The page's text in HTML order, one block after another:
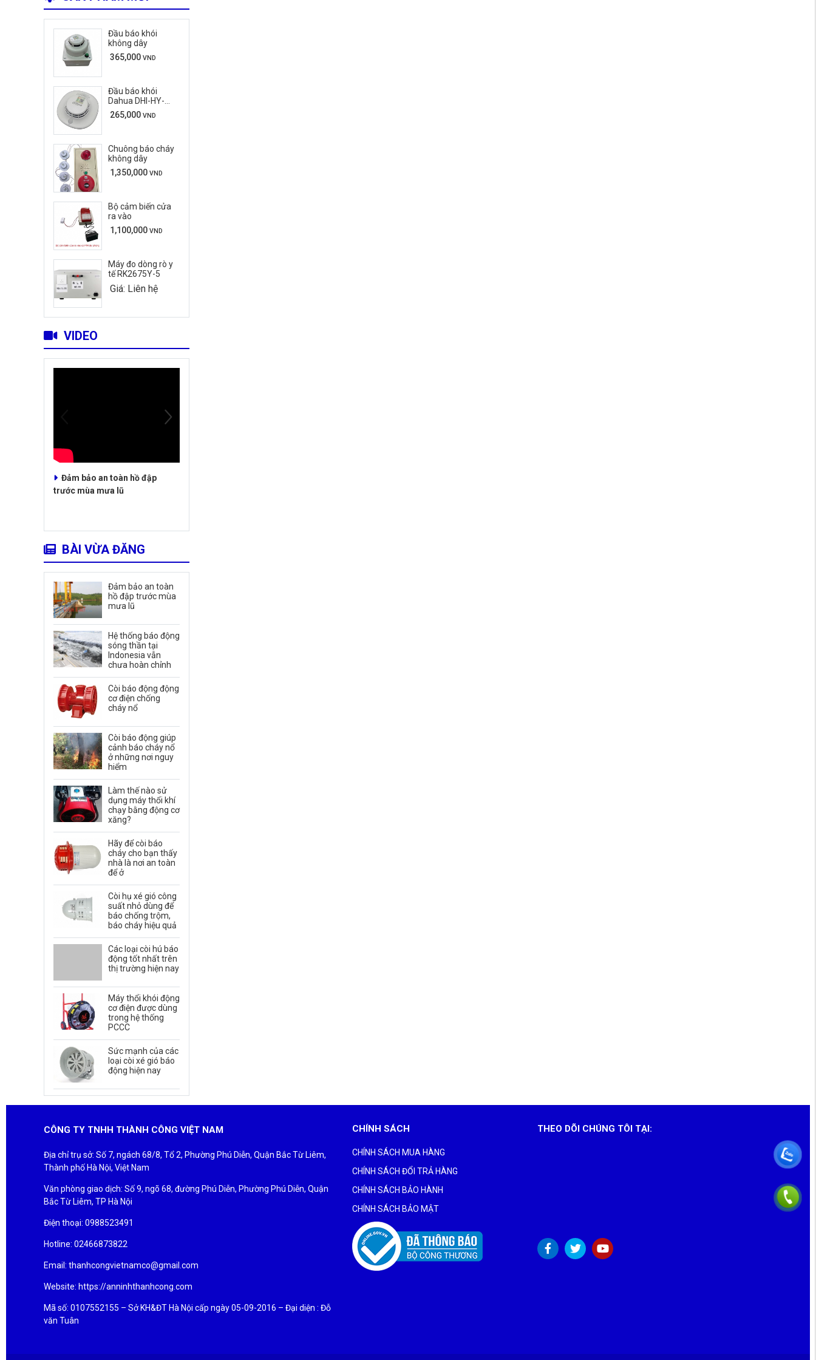
Đầu báo khói
không dây
365,000 VND
Đầu báo khói
Dahua DHI-HY-
C133
265,000 VND
Chuông báo cháy
không dây
1,350,000 VND
Bộ cảm biến cửa
ra vào
1,100,000 VND
Máy đo dòng rò y
tế RK2675Y-5
Giá: Liên hệ
VIDEO
Đảm bảo an toàn hồ đập
trước mùa mưa lũ
BÀI VỪA ĐĂNG
Đảm bảo an toàn
hồ đập trước mùa
mưa lũ
Hệ thống báo động
sóng thần tại
Indonesia vẫn
chưa hoàn chỉnh
Còi báo động động
cơ điện chống
cháy nổ
Còi báo động giúp
cảnh báo cháy nổ
ở những nơi nguy
hiểm
Làm thế nào sử
dụng máy thổi khí
chạy bằng động cơ
xăng?
Hãy để còi báo
cháy cho bạn thấy
nhà là nơi an toàn
để ở
Còi hụ xé gió công
suất nhỏ dùng để
báo chống trộm,
báo cháy hiệu quả
Các loại còi hú báo
động tốt nhất trên
thị trường hiện nay
Máy thổi khói động
cơ điện được dùng
trong hệ thống
PCCC
Sức mạnh của các
loại còi xé gió báo
động hiện nay
CÔNG TY TNHH THÀNH CÔNG VIỆT NAM
Địa chỉ trụ sở: Số 7, ngách 68/8, Tổ 2, Phường Phú Diễn, Quận Bắc Từ Liêm,
Thành phố Hà Nội, Việt Nam
Văn phòng giao dịch: Số 9, ngõ 68, đường Phú Diễn, Phường Phú Diễn, Quận
Bắc Từ Liêm, TP Hà Nội
Điện thoại: 0988523491
Hotline: 02466873822
Email: thanhcongvietnamco@gmail.com
Website: https://anninhthanhcong.com
Mã số: 0107552155 – Sở KH&ĐT Hà Nội cấp ngày 05-09-2016 – Đại diện : Đỗ
văn Tuân
CHÍNH SÁCH
CHÍNH SÁCH MUA HÀNG
CHÍNH SÁCH ĐỔI TRẢ HÀNG
CHÍNH SÁCH BẢO HÀNH
CHÍNH SÁCH BẢO MẬT
THEO DÕI CHÚNG TÔI TẠI: